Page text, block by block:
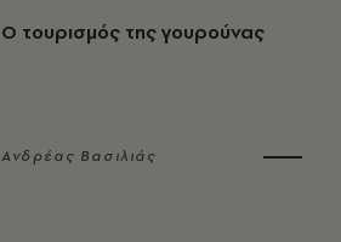
Ο τουρισμός της γουρούνας
Ανδρέας Βασιλιάς